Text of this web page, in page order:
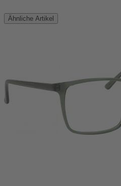
Ähnliche Artikel